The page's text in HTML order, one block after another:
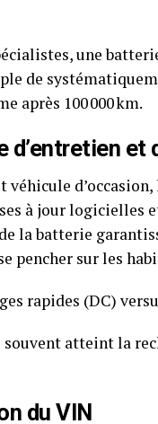
une
de
après 100 000 km.
d’entretien et
véhicule
à jour logicielles
la batterie
pencher sur les
rapides (DC)
atteint la
du VIN